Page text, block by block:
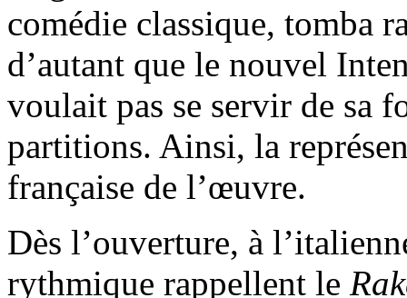
comédie classique, tomba
d’autant que le nouvel
voulait pas se servir de sa
partitions. Ainsi, la
française de l’œuvre.
Dès l’ouverture, à
rythmique rappellent le